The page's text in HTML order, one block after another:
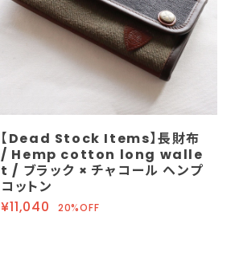
【Dead Stock Items】長財布
/ Hemp cotton long walle
t / ブラック × チャコール ヘンプ
コットン
¥11,040
20%OFF